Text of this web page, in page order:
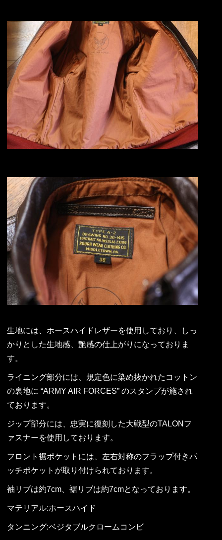
生地には、ホースハイドレザーを使用しており、しっ
かりとした生地感、艶感の仕上がりになっておりま
す。
ライニング部分には、規定色に染め抜かれたコットン
の裏地に “ARMY AIR FORCES” のスタンプが施され
ております。
ジップ部分には、忠実に復刻した大戦型のTALONフ
ァスナーを使用しております。
フロント裾ポケットには、左右対称のフラップ付きパ
ッチポケットが取り付けられております。
袖リブは約7cm、裾リブは約7cmとなっております。
マテリアル:ホースハイド
タンニング:ベジタブルクロームコンビ